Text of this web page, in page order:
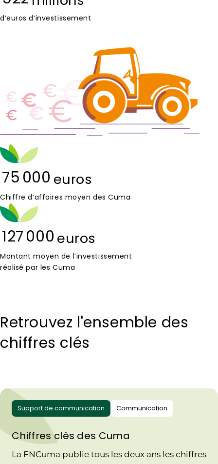
d’euros d’investissement
75 000 euros
Chiffre d’affaires moyen des Cuma
127 000 euros
Montant moyen de l’investissement
réalisé par les Cuma
Retrouvez l'ensemble des
chiffres clés
Support de communication Communication
Chiffres clés des Cuma
La FNCuma publie tous les deux ans les chiffres